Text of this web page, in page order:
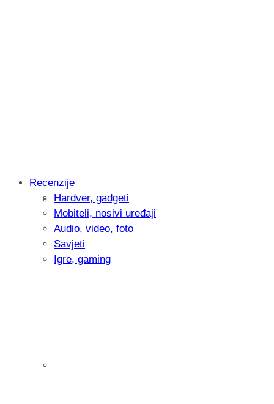
Intervju: Goran Jović, fotograf -
Recenzije
Hardver, gadgeti
Mobiteli, nosivi uređaji
Audio, video, foto
Savjeti
Igre, gaming